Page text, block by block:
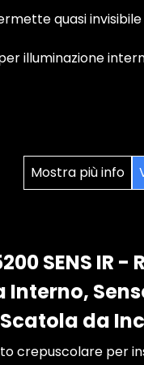
quasi
illuminazione
Mostra più info
SENS
Interno,
da
crepuscolare per